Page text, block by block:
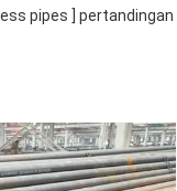
pipes ] pertandingan